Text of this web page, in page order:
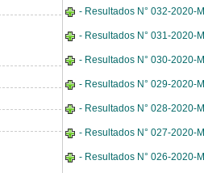
- Resultados N° 032-2020-
- Resultados N° 031-2020-
- Resultados N° 030-2020-
- Resultados N° 029-2020-
- Resultados N° 028-2020-
- Resultados N° 027-2020-
- Resultados N° 026-2020-